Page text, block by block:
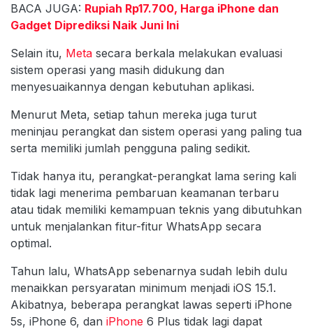
BACA JUGA: Rupiah Rp17.700, Harga iPhone dan
Gadget Diprediksi Naik Juni Ini
Selain itu, Meta secara berkala melakukan evaluasi
sistem operasi yang masih didukung dan
menyesuaikannya dengan kebutuhan aplikasi.
Menurut Meta, setiap tahun mereka juga turut
meninjau perangkat dan sistem operasi yang paling tua
serta memiliki jumlah pengguna paling sedikit.
Tidak hanya itu, perangkat-perangkat lama sering kali
tidak lagi menerima pembaruan keamanan terbaru
atau tidak memiliki kemampuan teknis yang dibutuhkan
untuk menjalankan fitur-fitur WhatsApp secara
optimal.
Tahun lalu, WhatsApp sebenarnya sudah lebih dulu
menaikkan persyaratan minimum menjadi iOS 15.1.
Akibatnya, beberapa perangkat lawas seperti iPhone
5s, iPhone 6, dan iPhone 6 Plus tidak lagi dapat